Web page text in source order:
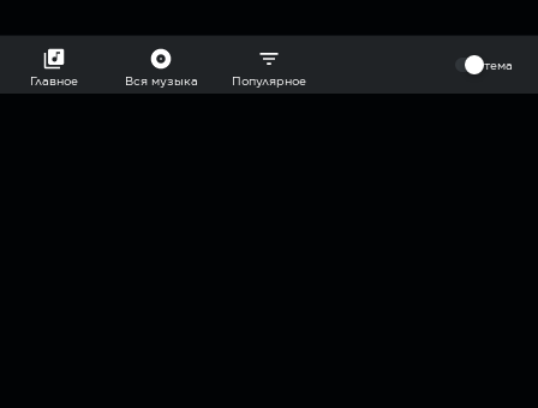
Главное Вся музыка Популярное
тема